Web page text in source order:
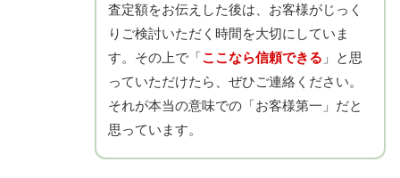
査定額をお伝えした後は、お客様がじっく
りご検討いただく時間を大切にしていま
す。その上で「ここなら信頼できる 」と思
っていただけたら、ぜひご連絡ください。
それが本当の意味での「お客様第一」だと
思っています。